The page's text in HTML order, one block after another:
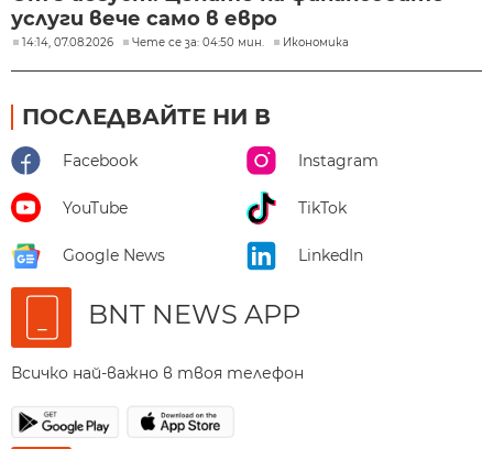
услуги вече само в евро
14:14, 07.08.2026 Чете се за: 04:50 мин. Икономика
ПОСЛЕДВАЙТЕ НИ В
Facebook Instagram
YouTube TikTok
Google News LinkedIn
BNT NEWS APP
Всичко най-важно в твоя телефон